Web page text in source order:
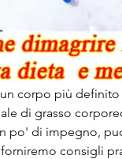
corpo più
di grasso
po' di impegno,
consigli